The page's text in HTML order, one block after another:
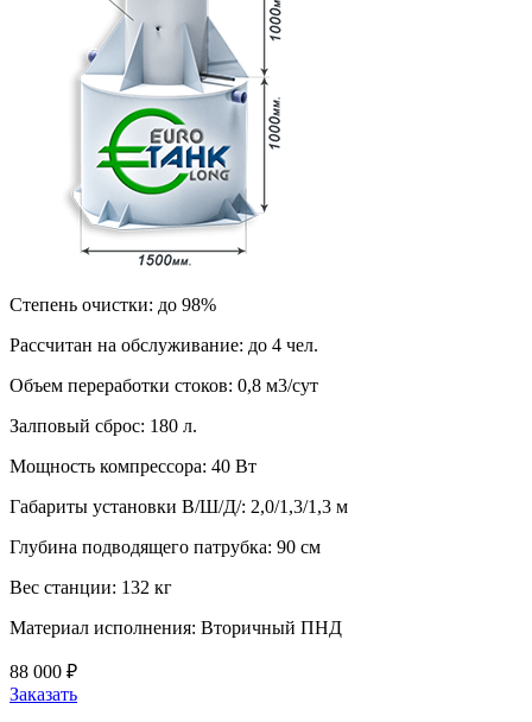
Степень очистки: до 98%
Рассчитан на обслуживание: до 4 чел.
Объем переработки стоков: 0,8 м3/сут
Залповый сброс: 180 л.
Мощность компрессора: 40 Вт
Габариты установки В/Ш/Д/: 2,0/1,3/1,3 м
Глубина подводящего патрубка: 90 см
Вес станции: 132 кг
Материал исполнения: Вторичный ПНД
88 000 ₽
Заказать